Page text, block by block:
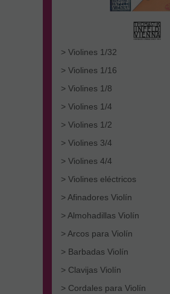
> Violines 1/32
> Violines 1/16
> Violines 1/8
> Violines 1/4
> Violines 1/2
> Violines 3/4
> Violines 4/4
> Violines eléctricos
> Afinadores Violín
> Almohadillas Violín
> Arcos para Violín
> Barbadas Violín
> Clavijas Violín
> Cordales para Violín